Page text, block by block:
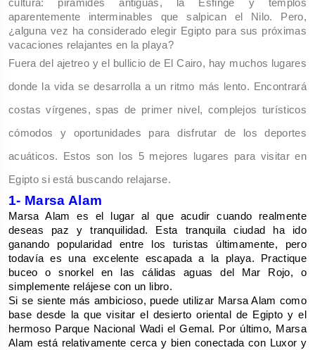
cultura: pirámides antiguas, la Esfinge y templos
aparentemente interminables que salpican el Nilo. Pero,
¿alguna vez ha considerado elegir Egipto para sus próximas
vacaciones relajantes en la playa?
Fuera del ajetreo y el bullicio de El Cairo, hay muchos lugares
donde la vida se desarrolla a un ritmo más lento. Encontrará
costas vírgenes, spas de primer nivel, complejos turísticos
cómodos y oportunidades para disfrutar de los deportes
acuáticos. Estos son los 5 mejores lugares para visitar en
Egipto si está buscando relajarse.
1- Marsa Alam
Marsa Alam es el lugar al que acudir cuando realmente
deseas paz y tranquilidad. Esta tranquila ciudad ha ido
ganando popularidad entre los turistas últimamente, pero
todavía es una excelente escapada a la playa. Practique
buceo o snorkel en las cálidas aguas del Mar Rojo, o
simplemente relájese con un libro.
Si se siente más ambicioso, puede utilizar Marsa Alam como
base desde la que visitar el desierto oriental de Egipto y el
hermoso Parque Nacional Wadi el Gemal. Por último, Marsa
Alam está relativamente cerca y bien conectada con Luxor y